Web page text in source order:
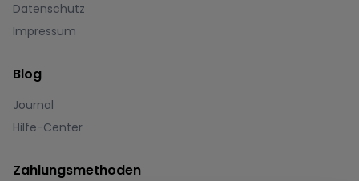
Datenschutz
Impressum
Blog
Journal
Hilfe-Center
Zahlungsmethoden